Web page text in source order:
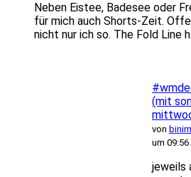
Neben Eistee, Badesee oder
für mich auch Shorts-Zeit.
nicht nur ich so. The Fold Line
(mit
von
um 09:56
jeweils